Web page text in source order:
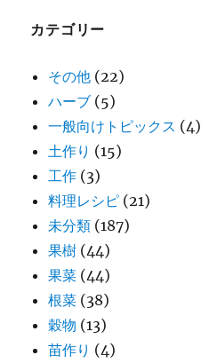
カテゴリー
その他 (22)
ハーブ (5)
一般向けトピックス (4)
土作り (15)
工作 (3)
料理レシピ (21)
未分類 (187)
果樹 (44)
果菜 (44)
根菜 (38)
穀物 (13)
苗作り (4)